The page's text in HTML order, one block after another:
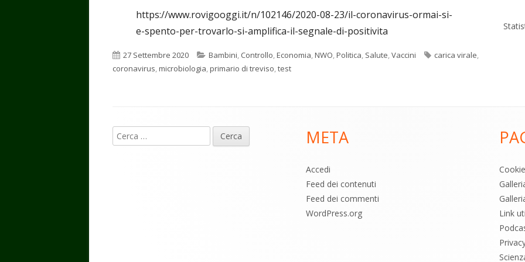
https://www.rovigooggi.it/n/102146/2020-08-23/il-coronavirus-ormai-si-
e-spento-per-trovarlo-si-amplifica-il-segnale-di-positivita
Pubblicato
27 Settembre 2020 Categorie
Bambini Controllo Economia NWO Politica Salute Vaccini Tag
carica virale
coronavirus microbiologia primario di treviso test
piè
Ricerca
per:
META
Accedi
Feed dei contenuti
Feed dei commenti
WordPress.org
Link